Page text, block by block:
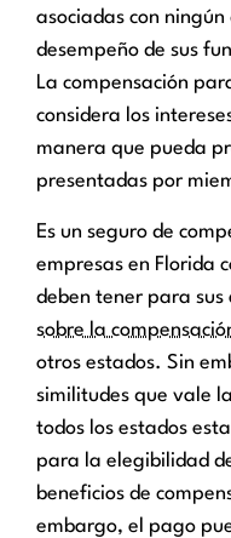
asociadas con
desempeño de sus
La compensación
considera los
manera que pueda
presentadas por
Es un seguro de
empresas en Florida
deben tener para sus
sobre la
otros estados. Sin
similitudes que vale
todos los estados
para la elegibilidad
beneficios de
embargo, el pago